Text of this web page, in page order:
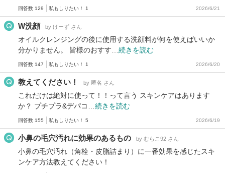
回答数 129 私もしりたい！ 1 2026/6/21
W洗顔 by けーず さん
オイルクレンジングの後に使用する洗顔料が何を使えばいいか
分かりません。 皆様のおすす… 続きを読む
回答数 147 私もしりたい！ 1 2026/6/20
教えてください！ by 匿名 さん
これだけは絶対に使って！！って言う スキンケアはあります
か？ プチプラ&デパコ… 続きを読む
回答数 155 私もしりたい！ 5 2026/6/19
小鼻の毛穴汚れに効果のあるもの by むらこ92 さん
小鼻の毛穴汚れ（角栓・皮脂詰まり）に一番効果を感じたスキ
ンケア方法教えてください！